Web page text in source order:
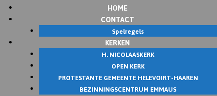
HOME
CONTACT
Spelregels
KERKEN
H. NICOLAASKERK
OPEN KERK
PROTESTANTE GEMEENTE HELEVOIRT-HAAREN
BEZINNINGSCENTRUM EMMAUS